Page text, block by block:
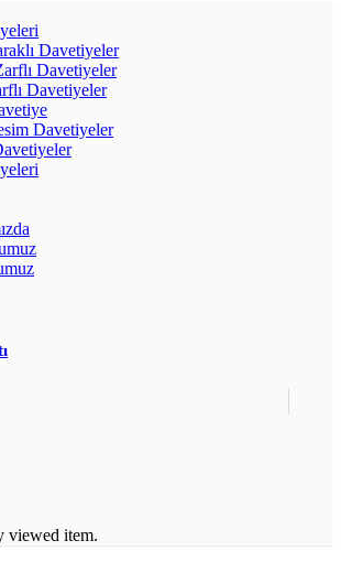
Davetiyeler
Davetiyeler
Davetiyeler
Davetiyeler
viewed item.